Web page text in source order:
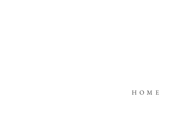
HOME